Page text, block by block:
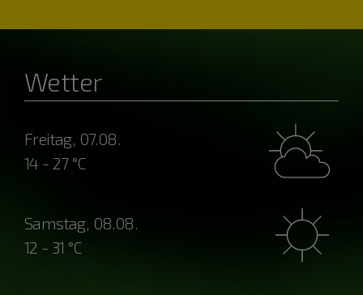
Wetter
Freitag, 07.08.
14 - 27 °C
Samstag, 08.08.
12 - 31 °C